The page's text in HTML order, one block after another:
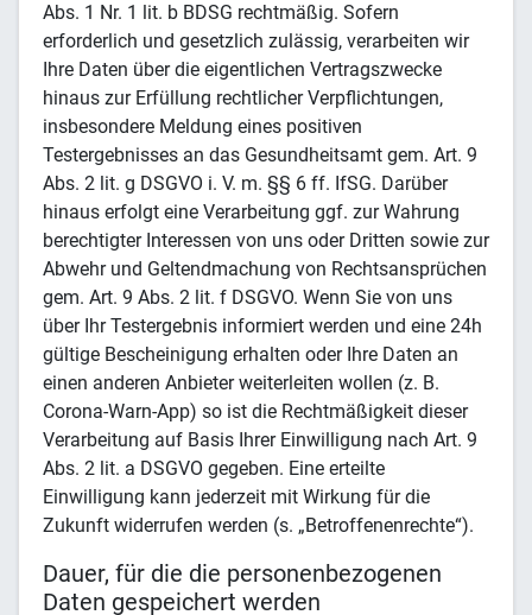
Abs. 1 Nr. 1 lit. b BDSG rechtmäßig. Sofern
erforderlich und gesetzlich zulässig, verarbeiten wir
Ihre Daten über die eigentlichen Vertragszwecke
hinaus zur Erfüllung rechtlicher Verpflichtungen,
insbesondere Meldung eines positiven
Testergebnisses an das Gesundheitsamt gem. Art. 9
Abs. 2 lit. g DSGVO i. V. m. §§ 6 ff. IfSG. Darüber
hinaus erfolgt eine Verarbeitung ggf. zur Wahrung
berechtigter Interessen von uns oder Dritten sowie zur
Abwehr und Geltendmachung von Rechtsansprüchen
gem. Art. 9 Abs. 2 lit. f DSGVO. Wenn Sie von uns
über Ihr Testergebnis informiert werden und eine 24h
gültige Bescheinigung erhalten oder Ihre Daten an
einen anderen Anbieter weiterleiten wollen (z. B.
Corona-Warn-App) so ist die Rechtmäßigkeit dieser
Verarbeitung auf Basis Ihrer Einwilligung nach Art. 9
Abs. 2 lit. a DSGVO gegeben. Eine erteilte
Einwilligung kann jederzeit mit Wirkung für die
Zukunft widerrufen werden (s. „Betroffenenrechte“).
Dauer, für die die personenbezogenen
Daten gespeichert werden